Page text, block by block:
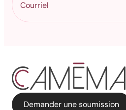
Demander une soumission